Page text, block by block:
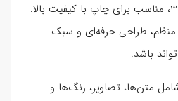
Illustrator، رزولوشن 300dpi، مناسب برای چاپ با کیفیت بالا.
منظم، طراحی حرفه‌ای و سبک
باشد.
متن‌ها، تصاویر، رنگ‌ها و